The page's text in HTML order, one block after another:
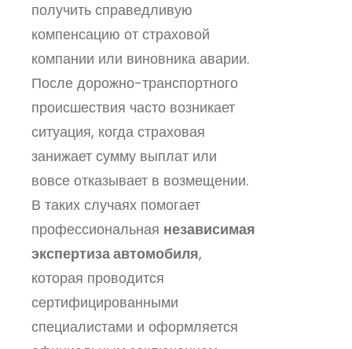
получить справедливую
компенсацию от страховой
компании или виновника аварии.
После дорожно-транспортного
происшествия часто возникает
ситуация, когда страховая
занижает сумму выплат или
вовсе отказывает в возмещении.
В таких случаях помогает
профессиональная независимая
экспертиза автомобиля,
которая проводится
сертифицированными
специалистами и оформляется